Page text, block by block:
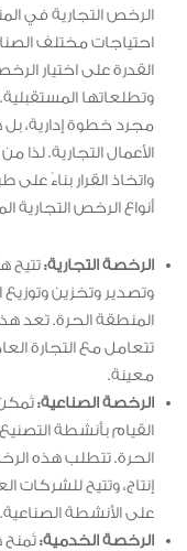
الرخص التجارية في
احتياجات مختلف
القدرة على اختيار
وتطلعاتها
مجرد خطوة إدارية، بل
الأعمال التجارية. لذا
واتخاذ القرار بناءً
أنواع الرخص التجارية
الرخصة التجارية:تتيح
وتصدير وتخزين
المنطقة الحرة. تعد
تتعامل مع التجارة
معينة.
الرخصة الصناعية:
القيام بأنشطة
الحرة. تتطلب هذه
إنتاج، وتتيح
على الأنشطة الصناعية.
الرخصة الخدمية: